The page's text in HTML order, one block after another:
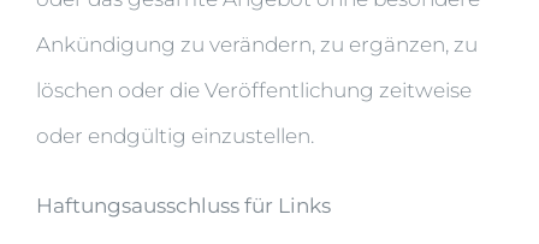
Ankündigung zu verändern, zu ergänzen, zu
löschen oder die Veröffentlichung zeitweise
oder endgültig einzustellen.
Haftungsausschluss für Links